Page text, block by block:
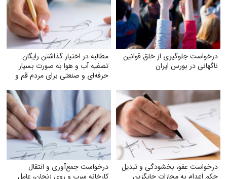
درخواست جلوگیری از خلق قوانین
ناگهانی در بورس ایران
مطالبه در اختیار گذاشتن رایگان
تصفیه آب و هوا به‌ صورت بسیار
حرفه‌ای و صنعتی برای مردم قم و
درخواست عفو، بخشودگی و تبدیل
حکم اعدام به مجازات جایگزین
درخواست جمع‌آوری و انتقال
کارخانه سرب و روی زنجان، عامل